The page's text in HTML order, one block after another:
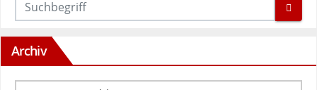
Archiv